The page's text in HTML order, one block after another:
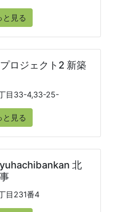
と見る
ロジェクト2 新築
目33-4,33-25-
と見る
北
目231番4